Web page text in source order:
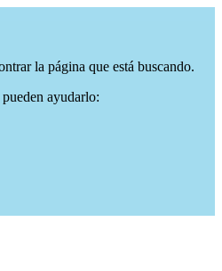
la página que está buscando.
ayudarlo: